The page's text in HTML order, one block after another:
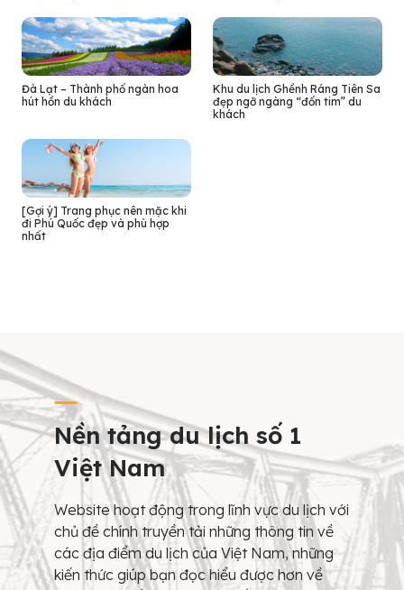
Đà Lạt – Thành phố ngàn hoa
hút hồn du khách
Khu du lịch Ghềnh Ráng Tiên Sa
đẹp ngỡ ngàng “đốn tim” du
khách
[Gợi ý] Trang phục nên mặc khi
đi Phú Quốc đẹp và phù hợp
nhất
Nền tảng du lịch số 1
Việt Nam
Website hoạt động trong lĩnh vực du lịch với
chủ đề chính truyền tải những thông tin về
các địa điểm du lịch của Việt Nam, những
kiến thức giúp bạn đọc hiểu được hơn về